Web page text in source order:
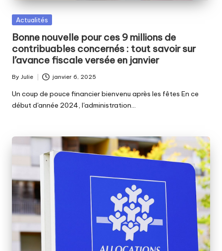
Posted
Actualités
Bonne nouvelle pour ces 9 millions de
contribuables concernés : tout savoir sur
l’avance fiscale versée en janvier
Posted
by
By Julie janvier 6, 2025
Un coup de pouce financier bienvenu après les fêtes En ce
début d'année 2024, l'administration…